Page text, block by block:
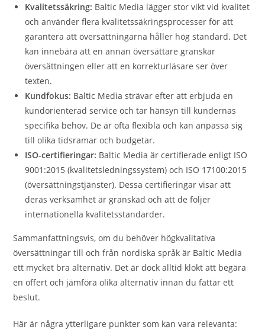
Kvalitetssäkring: Baltic Media lägger stor vikt vid kvalitet
och använder flera kvalitetssäkringsprocesser för att
garantera att översättningarna håller hög standard. Det
kan innebära att en annan översättare granskar
översättningen eller att en korrekturläsare ser över
texten.
Kundfokus: Baltic Media strävar efter att erbjuda en
kundorienterad service och tar hänsyn till kundernas
specifika behov. De är ofta flexibla och kan anpassa sig
till olika tidsramar och budgetar.
ISO-certifieringar: Baltic Media är certifierade enligt ISO
9001:2015 (kvalitetsledningssystem) och ISO 17100:2015
(översättningstjänster). Dessa certifieringar visar att
deras verksamhet är granskad och att de följer
internationella kvalitetsstandarder.
Sammanfattningsvis, om du behöver högkvalitativa
översättningar till och från nordiska språk är Baltic Media
ett mycket bra alternativ. Det är dock alltid klokt att begära
en offert och jämföra olika alternativ innan du fattar ett
beslut.
Här är några ytterligare punkter som kan vara relevanta: